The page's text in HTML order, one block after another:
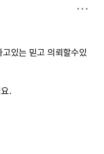
있는 믿고 의뢰할수있
.